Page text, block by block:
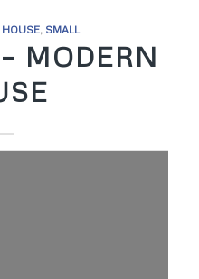
HOUSE, SMALL
MODERN